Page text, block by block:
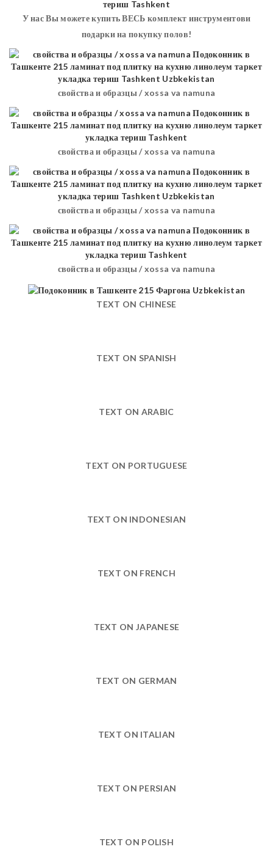
У нас Вы можете купить ВЕСЬ комплект инструментови
подарки на покупку полов!
свойства и образцы / xossa va namuna
свойства и образцы / xossa va namuna
свойства и образцы / xossa va namuna
свойства и образцы / xossa va namuna
TEXT ON CHINESE
TEXT ON SPANISH
TEXT ON ARABIC
TEXT ON PORTUGUESE
TEXT ON INDONESIAN
TEXT ON FRENCH
TEXT ON JAPANESE
TEXT ON GERMAN
TEXT ON ITALIAN
TEXT ON PERSIAN
TEXT ON POLISH